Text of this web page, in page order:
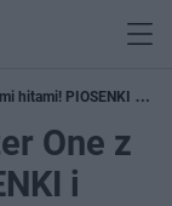
hitami! PIOSENKI i
One z
i